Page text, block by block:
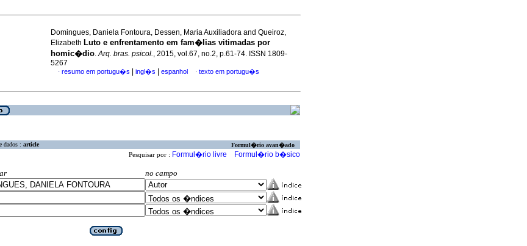
Domingues, Daniela Fontoura, Dessen, Maria Auxiliadora and Queiroz,
Elizabeth Luto e enfrentamento em fam�lias vitimadas por
homic�dio.Arq. bras. psicol., 2015, vol.67, no.2, p.61-74. ISSN 1809-
5267
· resumo em portugu�s ingl�s espanhol · texto em portugu�s
dados : article Formul�rio avan�ado
Pesquisar por : Formul�rio livre Formul�rio b�sico
no campo